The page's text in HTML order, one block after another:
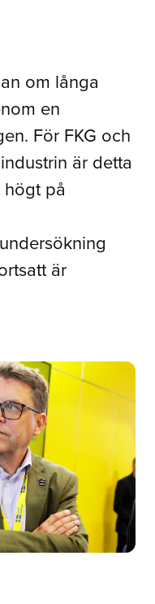
om långa
en
För FKG och
är detta
på
är